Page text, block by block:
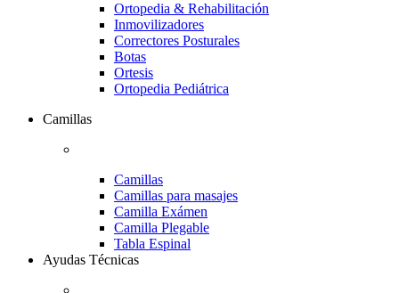
Ortopedia & Rehabilitación
Inmovilizadores
Correctores Posturales
Botas
Ortesis
Ortopedia Pediátrica
Camillas
Camillas
Camillas para masajes
Camilla Exámen
Camilla Plegable
Tabla Espinal
Ayudas Técnicas